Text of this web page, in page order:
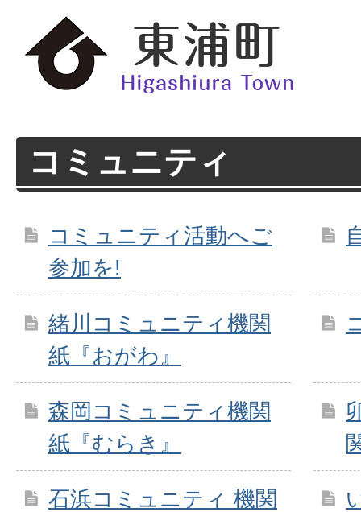
コミュニティ
コミュニティ活動へご
参加を!
緒川コミュニティ機関
紙『おがわ』
森岡コミュニティ機関
紙『むらき』
石浜コミュニティ 機関